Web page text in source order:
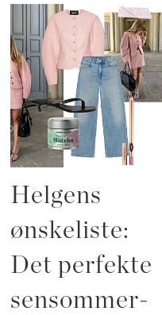
Helgens
ønskeliste:
Det perfekte
sensommer-